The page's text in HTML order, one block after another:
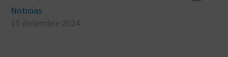
Noticias
10 diciembre 2024